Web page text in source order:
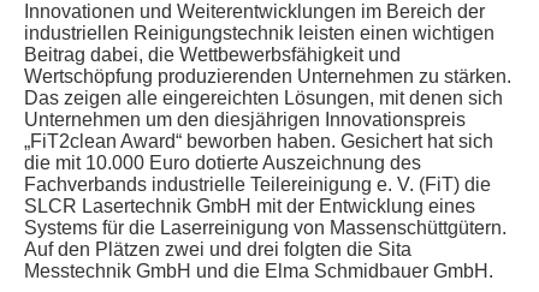
Innovationen und Weiterentwicklungen im Bereich der
industriellen Reinigungstechnik leisten einen wichtigen
Beitrag dabei, die Wettbewerbsfähigkeit und
Wertschöpfung produzierenden Unternehmen zu stärken.
Das zeigen alle eingereichten Lösungen, mit denen sich
Unternehmen um den diesjährigen Innovationspreis
„FiT2clean Award“ beworben haben. Gesichert hat sich
die mit 10.000 Euro dotierte Auszeichnung des
Fachverbands industrielle Teilereinigung e. V. (FiT) die
SLCR Lasertechnik GmbH mit der Entwicklung eines
Systems für die Laserreinigung von Massenschüttgütern.
Auf den Plätzen zwei und drei folgten die Sita
Messtechnik GmbH und die Elma Schmidbauer GmbH.